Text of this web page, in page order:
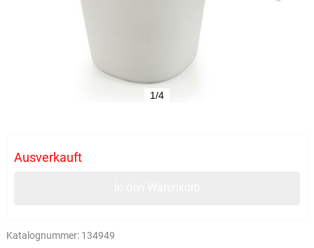
1/4
Ausverkauft
Katalognummer: 134949